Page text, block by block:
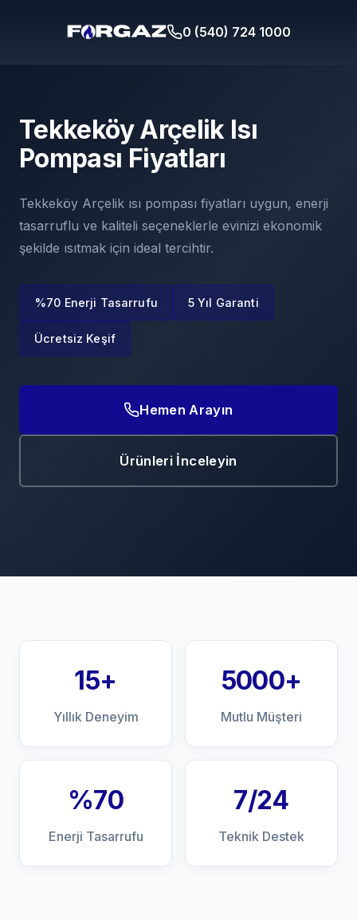
0 (540) 724 1000
Tekkeköy Arçelik Isı
Pompası Fiyatları
Tekkeköy Arçelik ısı pompası fiyatları uygun, enerji
tasarruflu ve kaliteli seçeneklerle evinizi ekonomik
şekilde ısıtmak için ideal tercihtir.
%70 Enerji Tasarrufu 5 Yıl Garanti
Ücretsiz Keşif
Hemen Arayın
Ürünleri İnceleyin
15+
Yıllık Deneyim
5000+
Mutlu Müşteri
%70
Enerji Tasarrufu
7/24
Teknik Destek